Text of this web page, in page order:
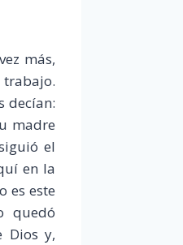
más,
trabajo.
decían:
madre
el
en la
es este
quedó
Dios y,